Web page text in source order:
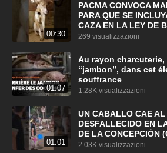
00:30
PACMA CONVOCA
PARA QUE SE
CAZA EN LA LEY DE
269 visualizzazioni
01:07
Au rayon charcuterie,
“jambon”, dans cet
souffrance
1.28K visualizzazioni
01:01
UN CABALLO CAE AL
DESFALLECIDO EN
DE LA CONCEPCIÓN
2.03K visualizzazioni